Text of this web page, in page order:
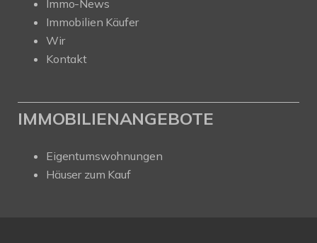
Immo-News
Immobilien Käufer
Wir
Kontakt
IMMOBILIENANGEBOTE
Eigentumswohnungen
Häuser zum Kauf